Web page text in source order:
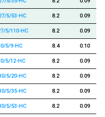
5/53-HC 8.2 0.09
5/110-HC 8.2 0.09
5/9-HC 8.4 0.10
5/12-HC 8.2 0.09
5/20-HC 8.2 0.09
5/35-HC 8.2 0.09
5/53-HC 8.2 0.09